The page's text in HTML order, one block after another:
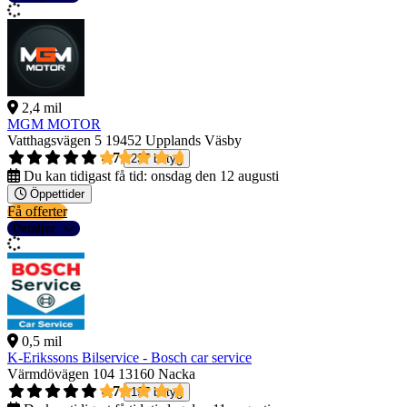
2,4 mil
MGM MOTOR
Vatthagsvägen 5 19452 Upplands Väsby
4,7
237 betyg
Du kan tidigast få tid: onsdag den 12 augusti
Öppettider
Få offerter
Detaljer
0,5 mil
K-Erikssons Bilservice - Bosch car service
Värmdövägen 104 13160 Nacka
4,7
197 betyg